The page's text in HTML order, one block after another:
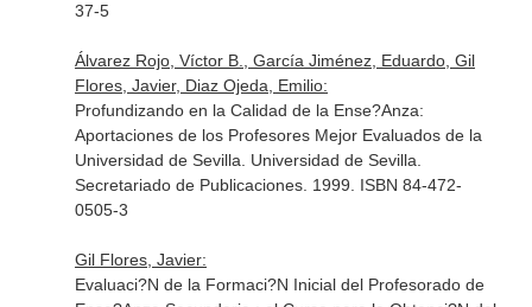
37-5
Álvarez Rojo, Víctor B., García Jiménez, Eduardo, Gil
Flores, Javier, Diaz Ojeda, Emilio:
Profundizando en la Calidad de la Ense?Anza:
Aportaciones de los Profesores Mejor Evaluados de la
Universidad de Sevilla. Universidad de Sevilla.
Secretariado de Publicaciones. 1999. ISBN 84-472-
0505-3
Gil Flores, Javier:
Evaluaci?N de la Formaci?N Inicial del Profesorado de